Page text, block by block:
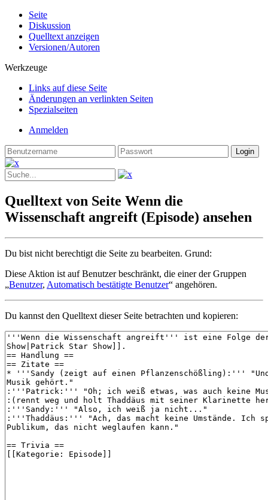
Seite
Diskussion
Quelltext anzeigen
Versionen/Autoren
Werkzeuge
Links auf diese Seite
Änderungen an verlinkten Seiten
Spezialseiten
Anmelden
Quelltext von Seite Wenn die
Wissenschaft angreift (Episode) ansehen
Du bist nicht berechtigt die Seite zu bearbeiten. Grund:
Diese Aktion ist auf Benutzer beschränkt, die einer der Gruppen
„Benutzer, Automatisch bestätigte Benutzer“ angehören.
Du kannst den Quelltext dieser Seite betrachten und kopieren: